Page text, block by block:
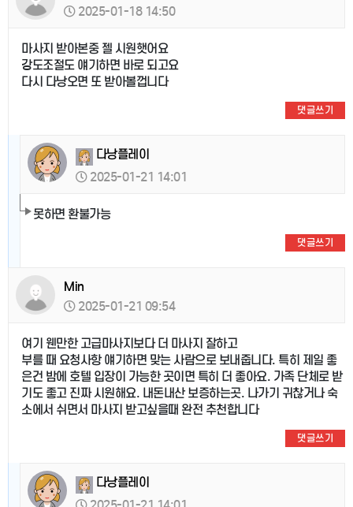
2025-01-18 14:50
마사지 받아본중 젤 시원햇어요
강도조절도 얘기하면 바로 되고요
다시 다낭오면 또 받아볼껍니다
댓글쓰기
다낭플레이
2025-01-21 14:01
못하면 환불가능
댓글쓰기
Min
2025-01-21 09:54
여기 웬만한 고급마사지보다 더 마사지 잘하고
부를 때 요청사항 얘기하면 맞는 사람으로 보내줍니다. 특히 제일 좋
은건 밤에 호텔 입장이 가능한 곳이면 특히 더 좋아요. 가족 단체로 받
기도 좋고 진짜 시원해요. 내돈내산 보증하는곳. 나가기 귀찮거나 숙
소에서 쉬면서 마사지 받고싶을때 완전 추천합니다
댓글쓰기
다낭플레이